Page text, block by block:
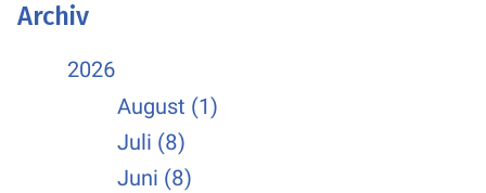
Archiv
2026
August (1)
Juli (8)
Juni (8)